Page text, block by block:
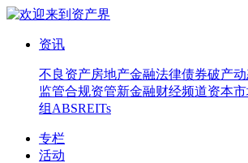
资讯
不良资产房地产金融法律债券破产
监管合规资管新金融财经频道资本
组 ABSREITs
专栏
活动